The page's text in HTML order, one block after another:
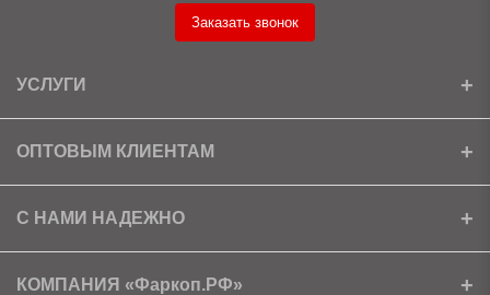
Заказать звонок
УСЛУГИ
Установка
Доставка
ОПТОВЫМ КЛИЕНТАМ
Ищем партнеров
Скачать прайс
С НАМИ НАДЕЖНО
Сертификаты
КОМПАНИЯ «Фаркоп.РФ»